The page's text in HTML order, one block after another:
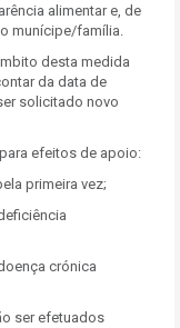
alimentar e, de
munícipe/família.
desta medida
da data de
solicitado novo
efeitos de apoio:
primeira vez;
crónica
ser efetuados